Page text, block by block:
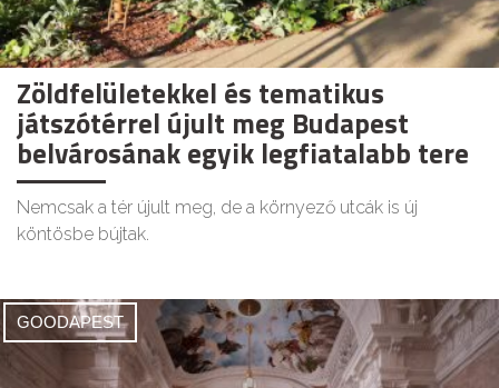
Zöldfelületekkel és tematikus
játszótérrel újult meg Budapest
belvárosának egyik legfiatalabb tere
Nemcsak a tér újult meg, de a környező utcák is új
köntösbe bújtak.
GOODAPEST